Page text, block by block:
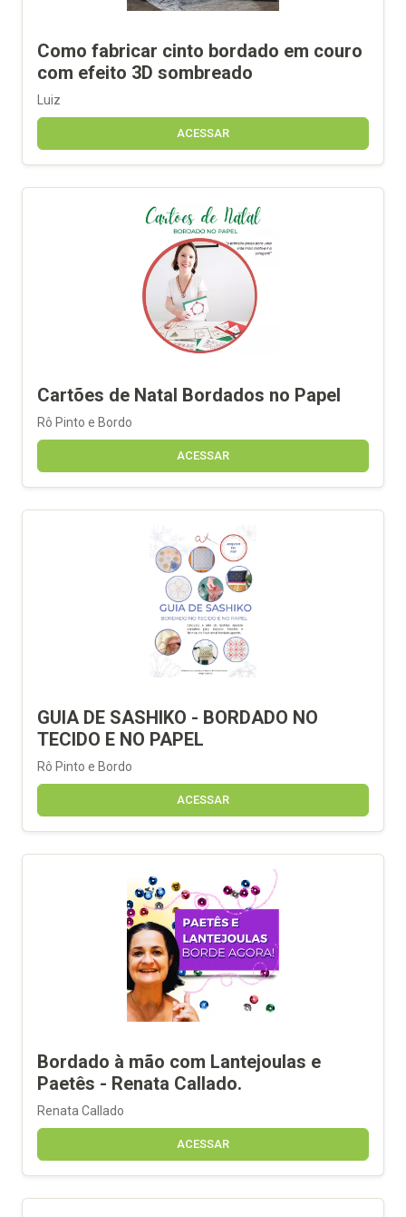
Como fabricar cinto bordado em couro
com efeito 3D sombreado
Luiz
ACESSAR
Cartões de Natal Bordados no Papel
Rô Pinto e Bordo
ACESSAR
GUIA DE SASHIKO - BORDADO NO
TECIDO E NO PAPEL
Rô Pinto e Bordo
ACESSAR
Bordado à mão com Lantejoulas e
Paetês - Renata Callado.
Renata Callado
ACESSAR